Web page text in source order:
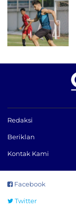
Redaksi
Beriklan
Kontak Kami
Facebook
Twitter